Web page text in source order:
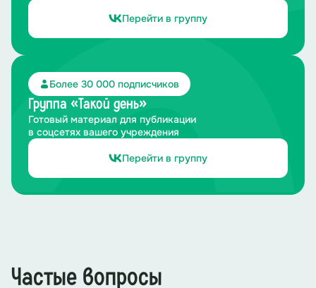
Перейти в группу
Более 30 000 подписчиков
Группа «Такой день»
Готовый материал для публикации
в соцсетях вашего учреждения
Перейти в группу
Частые вопросы